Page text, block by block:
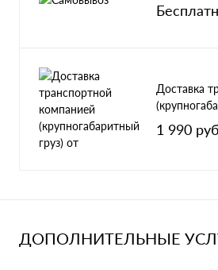
Доставка
1 990
ДОПОЛНИТЕЛЬНЫЕ